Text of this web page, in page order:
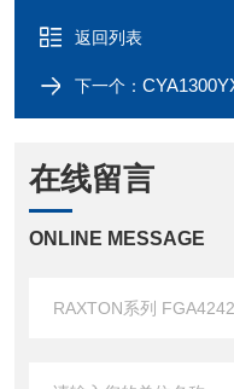
返回列表
下一个： CYA1300YXN
在线留言
ONLINE MESSAGE